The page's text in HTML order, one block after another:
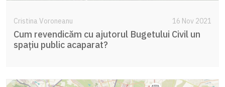
Cristina Voroneanu 16 Nov 2021
Cum revendicăm cu ajutorul Bugetului Civil un
spațiu public acaparat?